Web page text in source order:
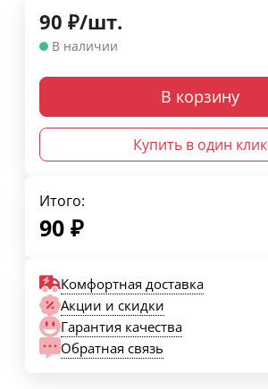
90 ₽/шт.
В наличии
В корзину
Купить в один клик
Итого:
90 ₽
Комфортная доставка
Акции и скидки
Гарантия качества
Обратная связь